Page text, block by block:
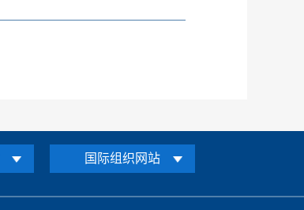
国际组织网站